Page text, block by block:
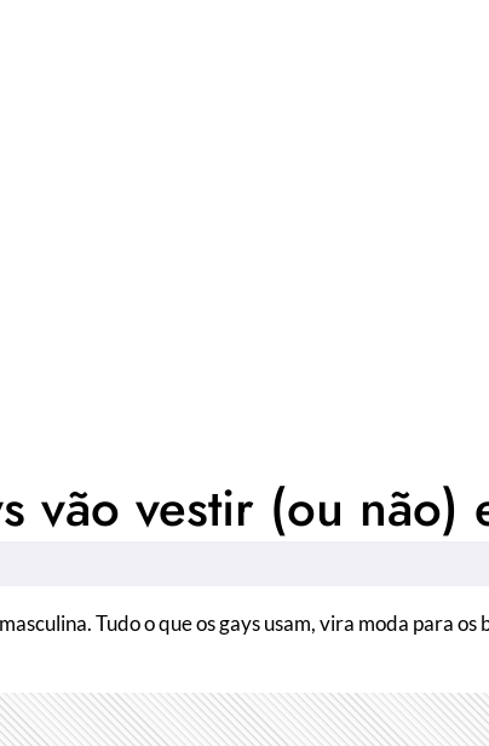
vão vestir (ou não)
Tudo o que os gays usam, vira moda para os